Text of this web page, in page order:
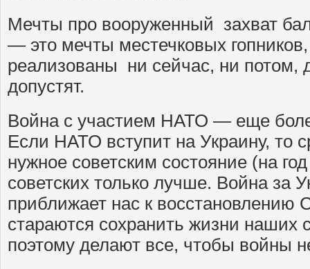
Мечты про вооруженный захват
— это мечты местечковых
реализованы ни сейчас, ни потом,
допустят.
Война с участием НАТО — еще
Если НАТО вступит на Украину, то
нужное советским состояние (на
советских только лучше. Война за
приближает нас к восстановлению
стараются сохранить жизни наших
поэтому делают все, чтобы войны